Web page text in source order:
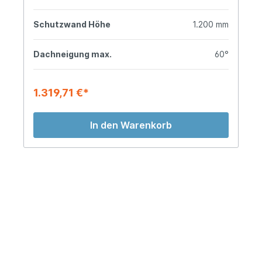
Schutzwand Höhe 1.200 mm
Dachneigung max. 60°
1.319,71 €*
In den Warenkorb